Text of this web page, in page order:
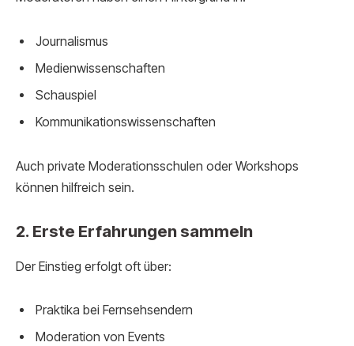
Journalismus
Medienwissenschaften
Schauspiel
Kommunikationswissenschaften
Auch private Moderationsschulen oder Workshops
können hilfreich sein.
2. Erste Erfahrungen sammeln
Der Einstieg erfolgt oft über:
Praktika bei Fernsehsendern
Moderation von Events